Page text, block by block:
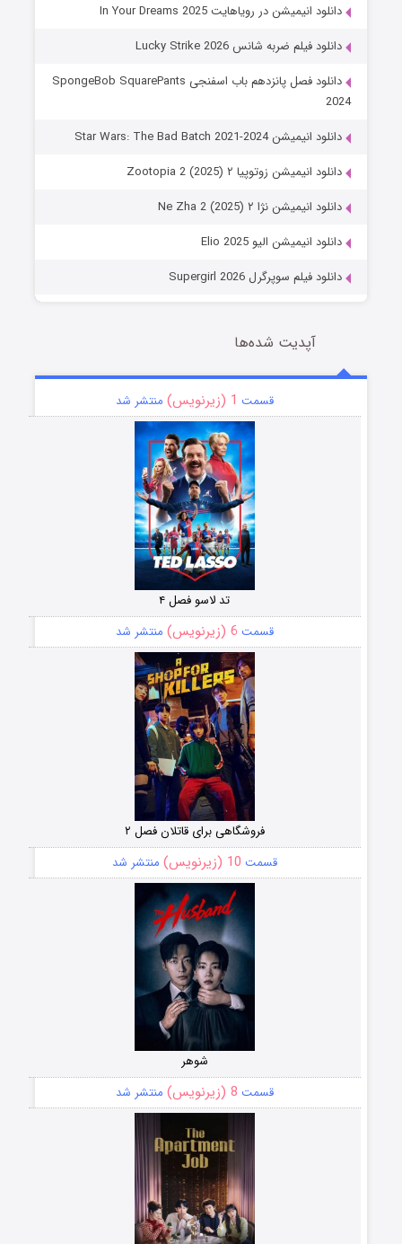
دانلود انیمیشن در رویاهایت In Your Dreams 2025
دانلود فیلم ضربه شانس Lucky Strike 2026
دانلود فصل پانزدهم باب اسفنجی SpongeBob SquarePants
2024
دانلود انیمیشن Star Wars: The Bad Batch 2021-2024
دانلود انیمیشن زوتوپیا ۲ Zootopia 2 (2025)
دانلود انیمیشن نژا ۲ Ne Zha 2 (2025)
دانلود انیمیشن الیو Elio 2025
دانلود فیلم سوپرگرل Supergirl 2026
آپدیت شده‌ها
قسمت 1 (زیرنویس) منتشر شد
تد لاسو فصل ۴
قسمت 6 (زیرنویس) منتشر شد
فروشگاهی برای قاتلان فصل ۲
قسمت 10 (زیرنویس) منتشر شد
شوهر
قسمت 8 (زیرنویس) منتشر شد